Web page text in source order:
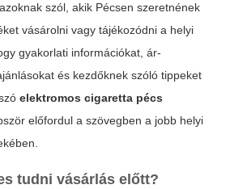
szól, akik Pécsen szeretnének
vásárolni vagy tájékozódni a helyi
gyakorlati információkat, ár-
és kezdőknek szóló tippeket
elektromos cigaretta pécs
előfordul a szövegben a jobb helyi
tudni vásárlás előtt?